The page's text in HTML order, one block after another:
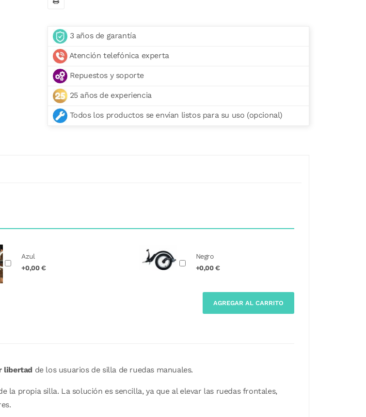
3 años de garantía
Atención telefónica experta
Repuestos y soporte
25 años de experiencia
Todos los productos se envían listos para su uso (opcional)
Azul
+0,00 €
Negro
+0,00 €
AGREGAR AL CARRITO
libertad de los usuarios de silla de ruedas manuales.
la propia silla. La solución es sencilla, ya que al elevar las ruedas frontales,